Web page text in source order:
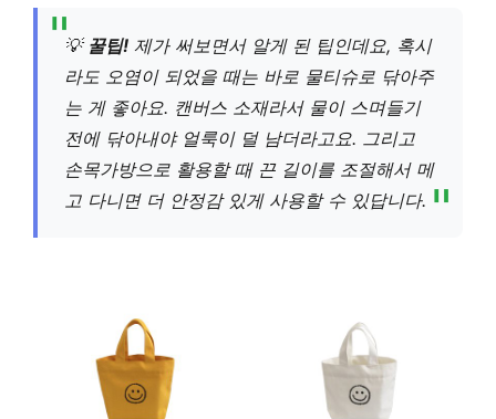
💡 꿀팁! 제가 써보면서 알게 된 팁인데요, 혹시
라도 오염이 되었을 때는 바로 물티슈로 닦아주
는 게 좋아요. 캔버스 소재라서 물이 스며들기
전에 닦아내야 얼룩이 덜 남더라고요. 그리고
손목가방으로 활용할 때 끈 길이를 조절해서 메
고 다니면 더 안정감 있게 사용할 수 있답니다.